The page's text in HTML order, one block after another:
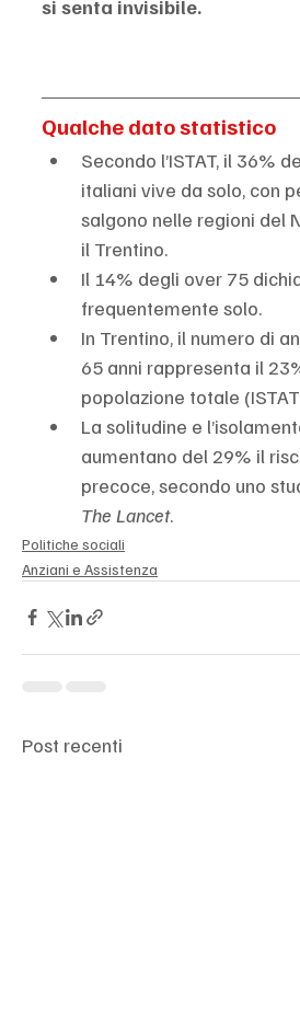
si senta invisibile.
Qualche dato statistico
Secondo l’ISTAT, il 36%
italiani vive da solo, con
salgono nelle regioni del
il Trentino.
Il 14% degli over 75
frequentemente solo.
In Trentino, il numero di
65 anni rappresenta il
popolazione totale
La solitudine e
aumentano del 29% il
precoce, secondo uno
The Lancet.
Politiche sociali
Anziani e Assistenza
Post recenti